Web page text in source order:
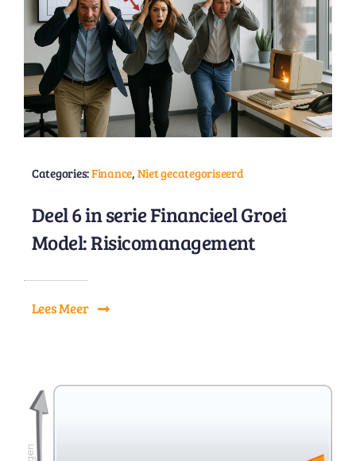
Categories:Finance, Niet gecategoriseerd
Deel 6 in serie Financieel Groei
Model: Risicomanagement
Lees Meer